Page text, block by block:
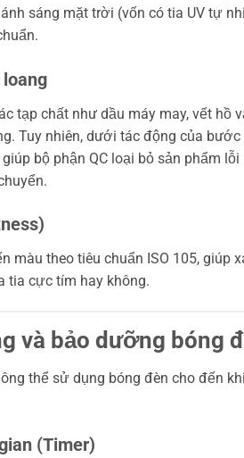
sáng mặt trời (vốn có tia UV tự
tạp chất như dầu máy may, vết hồ
Tuy nhiên, dưới tác động của bước
bộ phận QC loại bỏ sản phẩm
màu theo tiêu chuẩn ISO 105, giúp
tia cực tím hay không.
và bảo dưỡng bóng
thể sử dụng bóng đèn cho đến
(Timer)